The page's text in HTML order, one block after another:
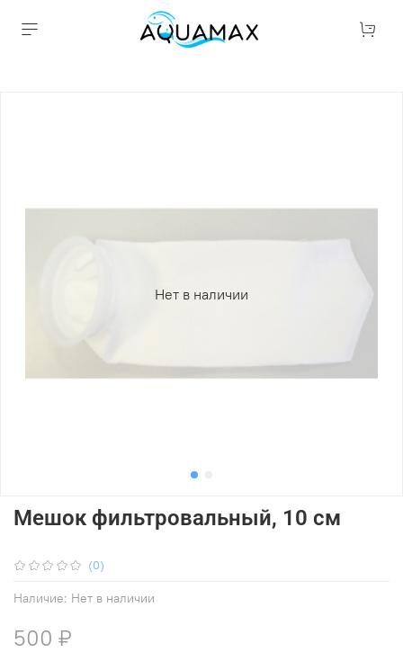
Нет в наличии
(0)
Наличие: Нет в наличии
Мешок фильтровальный, 10 см
500 ₽